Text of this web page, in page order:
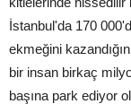
İstanbul'da 170
ekmeğini
bir insan birkaç
başına park ediyor